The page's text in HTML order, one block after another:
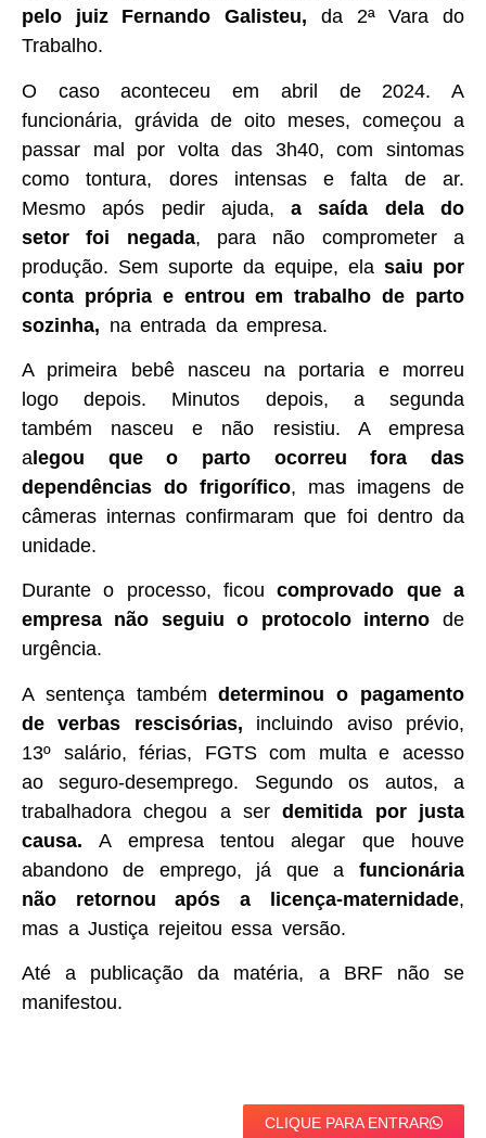
pelo juiz Fernando Galisteu, da 2ª Vara do
Trabalho.
O caso aconteceu em abril de 2024. A
funcionária, grávida de oito meses, começou a
passar mal por volta das 3h40, com sintomas
como tontura, dores intensas e falta de ar.
Mesmo após pedir ajuda,a saída dela do
setor foi negada, para não comprometer a
produção. Sem suporte da equipe, ela saiu por
conta própria e entrou em trabalho de parto
sozinha, na entrada da empresa.
A primeira bebê nasceu na portaria e morreu
logo depois. Minutos depois, a segunda
também nasceu e não resistiu. A empresa
a legou que o parto ocorreu fora das
dependências do frigorífico, mas imagens de
câmeras internas confirmaram que foi dentro da
unidade.
Durante o processo, ficoucomprovado que a
empresa não seguiu o protocolo interno de
urgência.
A sentença tambémdeterminou o pagamento
de verbas rescisórias, incluindo aviso prévio,
13º salário, férias, FGTS com multa e acesso
ao seguro-desemprego. Segundo os autos, a
trabalhadora chegou a serdemitida por justa
causa.A empresa tentou alegar que houve
abandono de emprego, já que a funcionária
não retornou após a licença-maternidade,
mas a Justiça rejeitou essa versão.
Até a publicação da matéria, a BRF não se
manifestou.
CLIQUE PARA ENTRAR